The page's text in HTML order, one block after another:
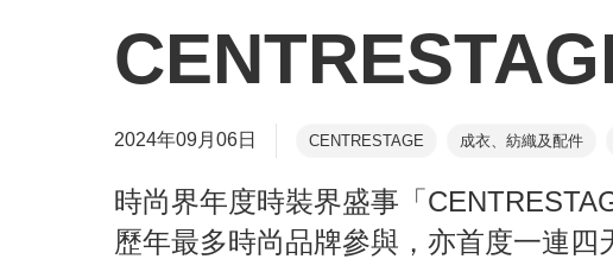
2024年09月06日 CENTRESTAGE 成衣、紡織及配件
時尚界年度時裝界盛事「
歷年最多時尚品牌參與，亦首度一連四